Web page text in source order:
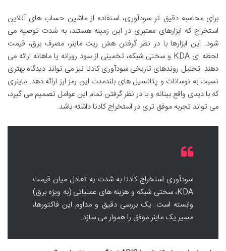
برای محاسبه دقیق تر سودآوری، استفاده از ماشین حساب های آنلاین
استخراج که ابزارهای معتبری در این زمینه هستند، به شدت توصیه می
شود. این ابزارها با در نظر گرفتن هش ریت ماینر، مصرف برق، قیمت
لحظه ای KDA و سختی شبکه، تخمینی از سود روزانه یا ماهانه ارائه می
دهند. تحلیل روندهای تاریخی سودآوری کادنا نیز می تواند دیدگاه بهتری
نسبت به نوسانات و پتانسیل های بلندمدت این رمز ارز ارائه دهد. ماینری
که با دیدی واقع بینانه و با در نظر گرفتن تمام این عوامل تصمیم می گیرد،
می تواند تجربه موفق تری در استخراج کادنا داشته باشد.
سودآوری استخراج کادنا به شدت به تعادل میان قیمت
KDA، سختی شبکه و هزینه های عملیاتی (به ویژه برق)
وابسته است. یک بررسی دقیق و مداوم این فاکتورها،
مسیر یک ماینر موفق را هموار می سازد.